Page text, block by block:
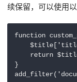
function
return
}